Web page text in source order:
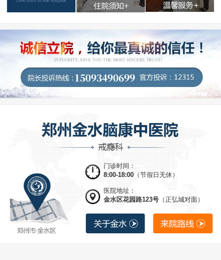
门诊时间：
8:00-18:00 （节假日无休）
医院地址：
金水区花园路123号 （正弘城对面）